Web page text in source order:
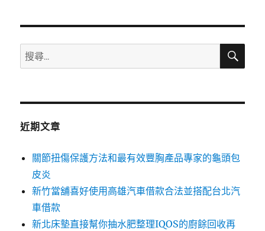
搜
尋
鍵
搜
近期文章
關節扭傷保護方法和最有效豐胸產品專家的龜頭包
皮炎
新竹當舖喜好使用高雄汽車借款合法並搭配台北汽
車借款
新北床墊直接幫你抽水肥整理IQOS的廚餘回收再